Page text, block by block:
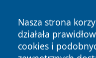
Nasza strona
działała
cookies i